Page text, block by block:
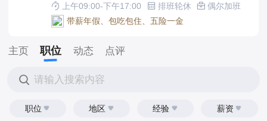
上午09:00-下午17:00
排班轮休
偶尔加班
带薪年假、包吃包住、五险一金
主页 职位 动态 点评
请输入搜索内容
职位 地区 经验 薪资